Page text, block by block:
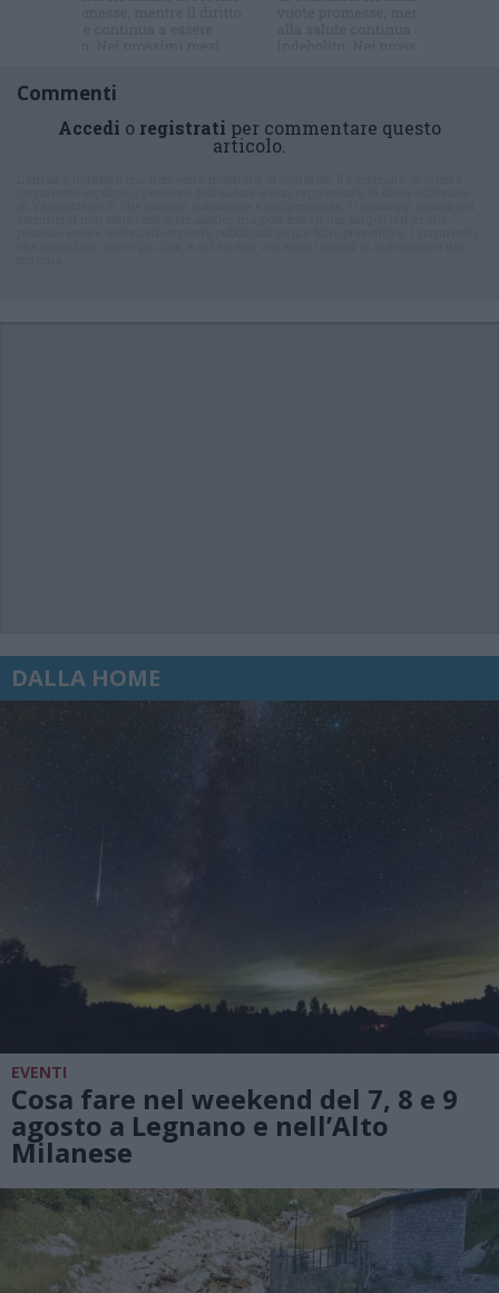
Commenti
Accedi o registrati per commentare questo
articolo.
DALLA HOME
EVENTI
Cosa fare nel weekend del 7, 8 e 9
agosto a Legnano e nell’Alto
Milanese